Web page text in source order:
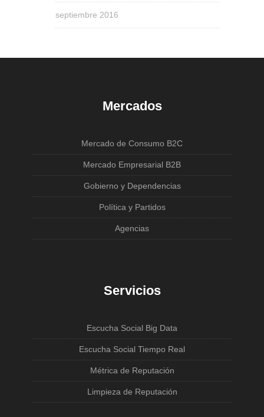
septiembre 2016
Mercados
Mercado de Consumo B2C
Mercado Empresarial B2B
Gobierno y Dependencias
Política y Partidos
Agencias
Servicios
Escucha Social Big Data
Escucha Social Tiempo Real
Métrica de Reputación
Limpieza de Reputación